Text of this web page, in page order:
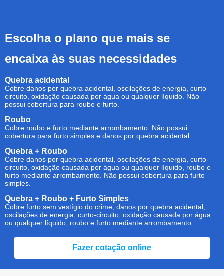
Escolha o plano que mais se
encaixa às suas necessidades
Quebra acidental
Cobre danos por quebra acidental, oscilações de energia, curto-
circuito, oxidação causada por água ou qualquer líquido. Não
possui cobertura para roubo e furto.
Roubo
Cobre roubo e furto mediante arrombamento. Não possui
cobertura para furto simples e danos por quebra acidental.
Quebra + Roubo
Cobre danos por quebra acidental, oscilações de energia, curto-
circuito, oxidação causada por água ou qualquer líquido, roubo e
furto mediante arrombamento. Não possui cobertura para furto
simples.
Quebra + Roubo + Furto Simples
Cobre furto sem vestígio do crime, danos por quebra acidental,
oscilações de energia, curto-circuito, oxidação causada por água
ou qualquer líquido, roubo e furto mediante arrombamento.
Fazer cotação online